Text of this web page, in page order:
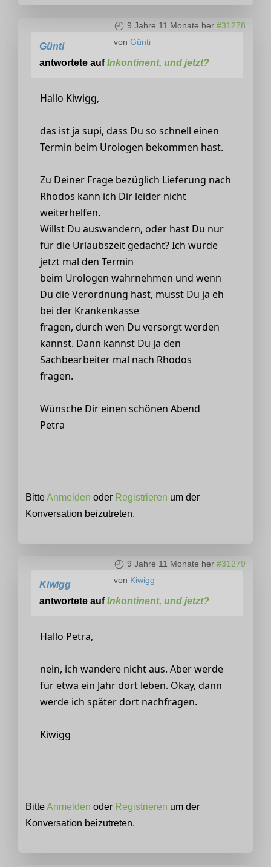
9 Jahre 11 Monate her #31278
von Günti
Günti
antwortete aufInkontinent, und jetzt?
Hallo Kiwigg,
das ist ja supi, dass Du so schnell einen
Termin beim Urologen bekommen hast.
Zu Deiner Frage bezüglich Lieferung nach
Rhodos kann ich Dir leider nicht
weiterhelfen.
Willst Du auswandern, oder hast Du nur
für die Urlaubszeit gedacht? Ich würde
jetzt mal den Termin
beim Urologen wahrnehmen und wenn
Du die Verordnung hast, musst Du ja eh
bei der Krankenkasse
fragen, durch wen Du versorgt werden
kannst. Dann kannst Du ja den
Sachbearbeiter mal nach Rhodos
fragen.
Wünsche Dir einen schönen Abend
Petra
BitteAnmelden oder Registrieren um der
Konversation beizutreten.
9 Jahre 11 Monate her #31279
von Kiwigg
Kiwigg
antwortete aufInkontinent, und jetzt?
Hallo Petra,
nein, ich wandere nicht aus. Aber werde
für etwa ein Jahr dort leben. Okay, dann
werde ich später dort nachfragen.
Kiwigg
BitteAnmelden oder Registrieren um der
Konversation beizutreten.